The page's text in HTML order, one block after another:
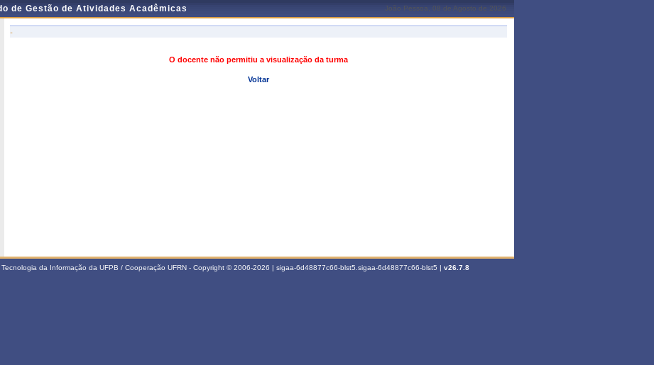
de Gestão de Atividades Acadêmicas João Pessoa, 08 de Agosto de 2026
-
O docente não permitiu a visualização da turma
Voltar
da Informação da UFPB / Cooperação UFRN - Copyright © 2006-2026 | sigaa-6d48877c66-blst5.sigaa-6d48877c66-blst5 | v26.7.8